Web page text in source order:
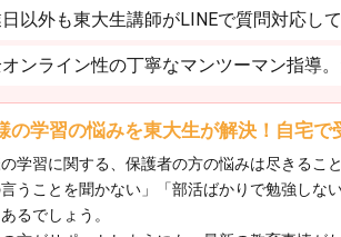
以外も東大生講師がLINEで質問対応して
ンライン性の丁寧なマンツーマン指導
の学習の悩みを東大生が解決！自宅
学習に関する、保護者の方の悩みは尽きるこ
言うことを聞かない」「部活ばかりで勉強し
るでしょう。